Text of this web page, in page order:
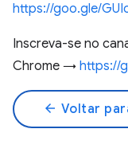
https://goo.gle/
Inscreva-se no
Chrome → https://
arrow_back Voltar